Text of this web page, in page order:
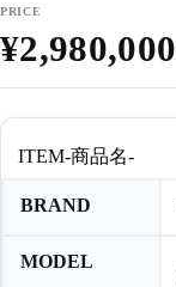
¥2,980,000
ITEM-商品名-
BRAND
MODEL